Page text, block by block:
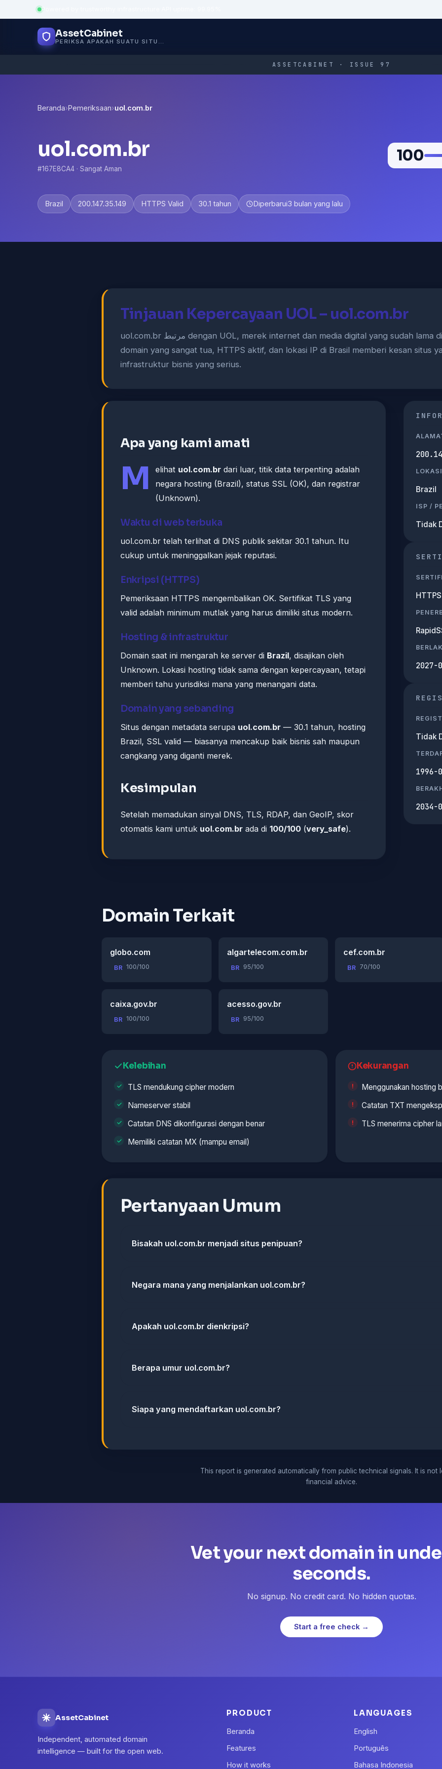
Powered by trustworthy infrastructure
AssetCabinet
PERIKSA APAKAH SUATU SITUS AMAN
ASSETCABINET · ISSUE 97
Beranda›Pemeriksaan›uol.com.br
uol.com.br
#167E8CA4 · Sangat Aman
100
Brazil 200.147.35.149 HTTPS Valid 30.1 tahun Diperbarui3 bulan yang lalu
Tinjauan Kepercayaan UOL – uol.com.br
uol.com.br مرتبط dengan UOL, merek internet dan media digital yang sudah lama dikenal di Brasil. Usia
domain yang sangat tua, HTTPS aktif, dan lokasi IP di Brasil memberi kesan situs
infrastruktur bisnis yang serius.
Apa yang kami amati
M elihat uol.com.br dari luar, titik data terpenting adalah
negara hosting (Brazil), status SSL (OK), dan registrar
(Unknown).
Waktu di web terbuka
uol.com.br telah terlihat di DNS publik sekitar 30.1 tahun. Itu
cukup untuk meninggalkan jejak reputasi.
Enkripsi (HTTPS)
Pemeriksaan HTTPS mengembalikan OK. Sertifikat TLS yang
valid adalah minimum mutlak yang harus dimiliki situs modern.
Hosting & infrastruktur
Domain saat ini mengarah ke server di Brazil, disajikan oleh
Unknown. Lokasi hosting tidak sama dengan kepercayaan, tetapi
memberi tahu yurisdiksi mana yang menangani data.
Domain yang sebanding
Situs dengan metadata serupa uol.com.br — 30.1 tahun, hosting
Brazil, SSL valid — biasanya mencakup baik bisnis sah maupun
cangkang yang diganti merek.
Kesimpulan
Setelah memadukan sinyal DNS, TLS, RDAP, dan GeoIP, skor
otomatis kami untuk uol.com.br ada di 100/100 (very_safe).
Brazil
ISP /
Tidak
2027-
Tidak
1996-
2034-
Domain Terkait
globo.com
BR 100/100
algartelecom.com.br
BR 95/100
cef.com.br
BR 70/100
caixa.gov.br
BR 100/100
acesso.gov.br
BR 95/100
Kelebihan
TLS mendukung cipher modern
Nameserver stabil
Catatan DNS dikonfigurasi dengan benar
Memiliki catatan MX (mampu email)
Kekurangan
Menggunakan hosting
Catatan TXT
TLS menerima cipher
Pertanyaan Umum
Bisakah uol.com.br menjadi situs penipuan?
Negara mana yang menjalankan uol.com.br?
Apakah uol.com.br dienkripsi?
Berapa umur uol.com.br?
Siapa yang mendaftarkan uol.com.br?
This report is generated automatically from public technical signals. It is not
financial advice.
Vet your next domain in
seconds.
No signup. No credit card. No hidden quotas.
Start a free check →
AssetCabinet
Independent, automated domain
intelligence — built for the open web.
PRODUCT
Beranda
Features
How it works
LANGUAGES
English
Português
Bahasa Indonesia